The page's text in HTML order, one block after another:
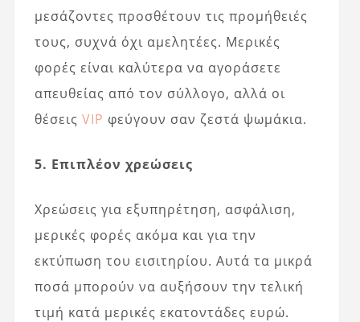
μεσάζοντες προσθέτουν τις προμήθειές
τους, συχνά όχι αμελητέες. Μερικές
φορές είναι καλύτερα να αγοράσετε
απευθείας από τον σύλλογο, αλλά οι
θέσεις VIP φεύγουν σαν ζεστά ψωμάκια.
5. Επιπλέον χρεώσεις
Χρεώσεις για εξυπηρέτηση, ασφάλιση,
μερικές φορές ακόμα και για την
εκτύπωση του εισιτηρίου. Αυτά τα μικρά
ποσά μπορούν να αυξήσουν την τελική
τιμή κατά μερικές εκατοντάδες ευρώ.